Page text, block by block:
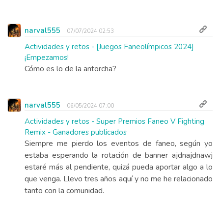
narval555 07/07/2024 02:53
Actividades y retos - [Juegos Faneolímpicos 2024]
¡Empezamos!
Cómo es lo de la antorcha?
narval555 06/05/2024 07:00
Actividades y retos - Super Premios Faneo V Fighting
Remix - Ganadores publicados
Siempre me pierdo los eventos de faneo, según yo
estaba esperando la rotación de banner ajdnajdnawj
estaré más al pendiente, quizá pueda aportar algo a lo
que venga. Llevo tres años aquí y no me he relacionado
tanto con la comunidad.